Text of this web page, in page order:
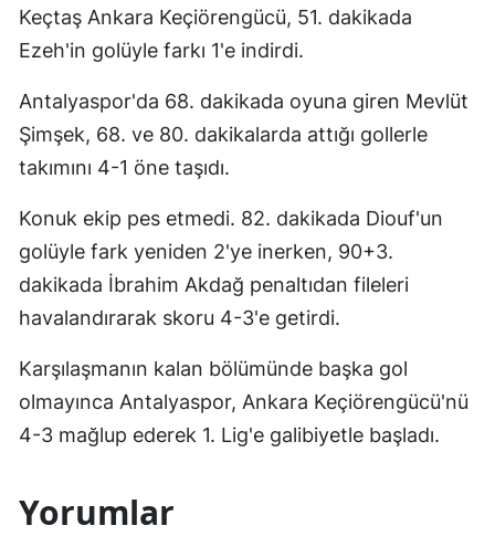
Keçtaş Ankara Keçiörengücü, 51. dakikada
Ezeh'in golüyle farkı 1'e indirdi.
Antalyaspor'da 68. dakikada oyuna giren Mevlüt
Şimşek, 68. ve 80. dakikalarda attığı gollerle
takımını 4-1 öne taşıdı.
Konuk ekip pes etmedi. 82. dakikada Diouf'un
golüyle fark yeniden 2'ye inerken, 90+3.
dakikada İbrahim Akdağ penaltıdan fileleri
havalandırarak skoru 4-3'e getirdi.
Karşılaşmanın kalan bölümünde başka gol
olmayınca Antalyaspor, Ankara Keçiörengücü'nü
4-3 mağlup ederek 1. Lig'e galibiyetle başladı.
Yorumlar